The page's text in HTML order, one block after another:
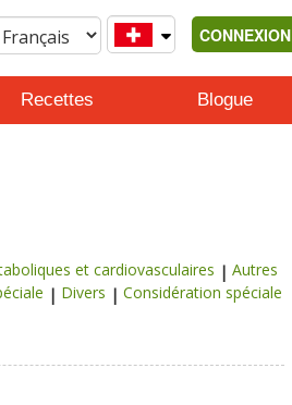
CONNEXION
Recettes Blogue
et cardiovasculaires
Autres
Divers Considération spéciale